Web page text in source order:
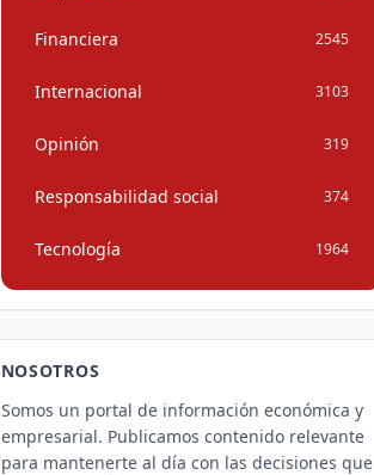
Financiera 2545
Internacional 3103
Opinión 319
Responsabilidad social 374
Tecnología 1964
NOSOTROS
Somos un portal de información económica y
empresarial. Publicamos contenido relevante
para mantenerte al día con las decisiones que